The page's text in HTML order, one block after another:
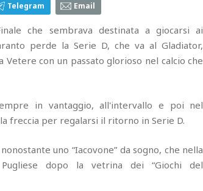
Telegram Email
che sembrava destinata a giocarsi ai
perde la Serie D, che va al Gladiator,
Vetere con un passato glorioso nel calcio che
in vantaggio, all'intervallo e poi nel
freccia per regalarsi il ritorno in Serie D.
uno “Iacovone” da sogno, che nella
dopo la vetrina dei “Giochi del